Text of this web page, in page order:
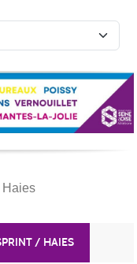
Haies
/ HAIES